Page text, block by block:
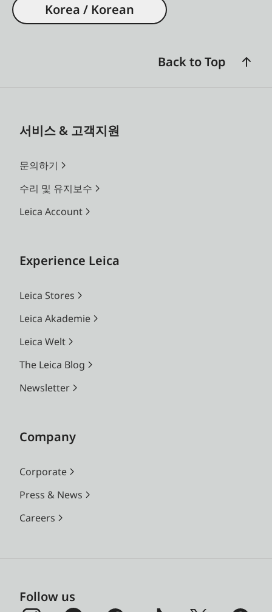
Korea / Korean
Back to Top
서비스 & 고객지원
문의하기
수리 및 유지보수
Leica Account
Experience Leica
Leica Stores
Leica Akademie
Leica Welt
The Leica Blog
Newsletter
Company
Corporate
Press & News
Careers
Follow us